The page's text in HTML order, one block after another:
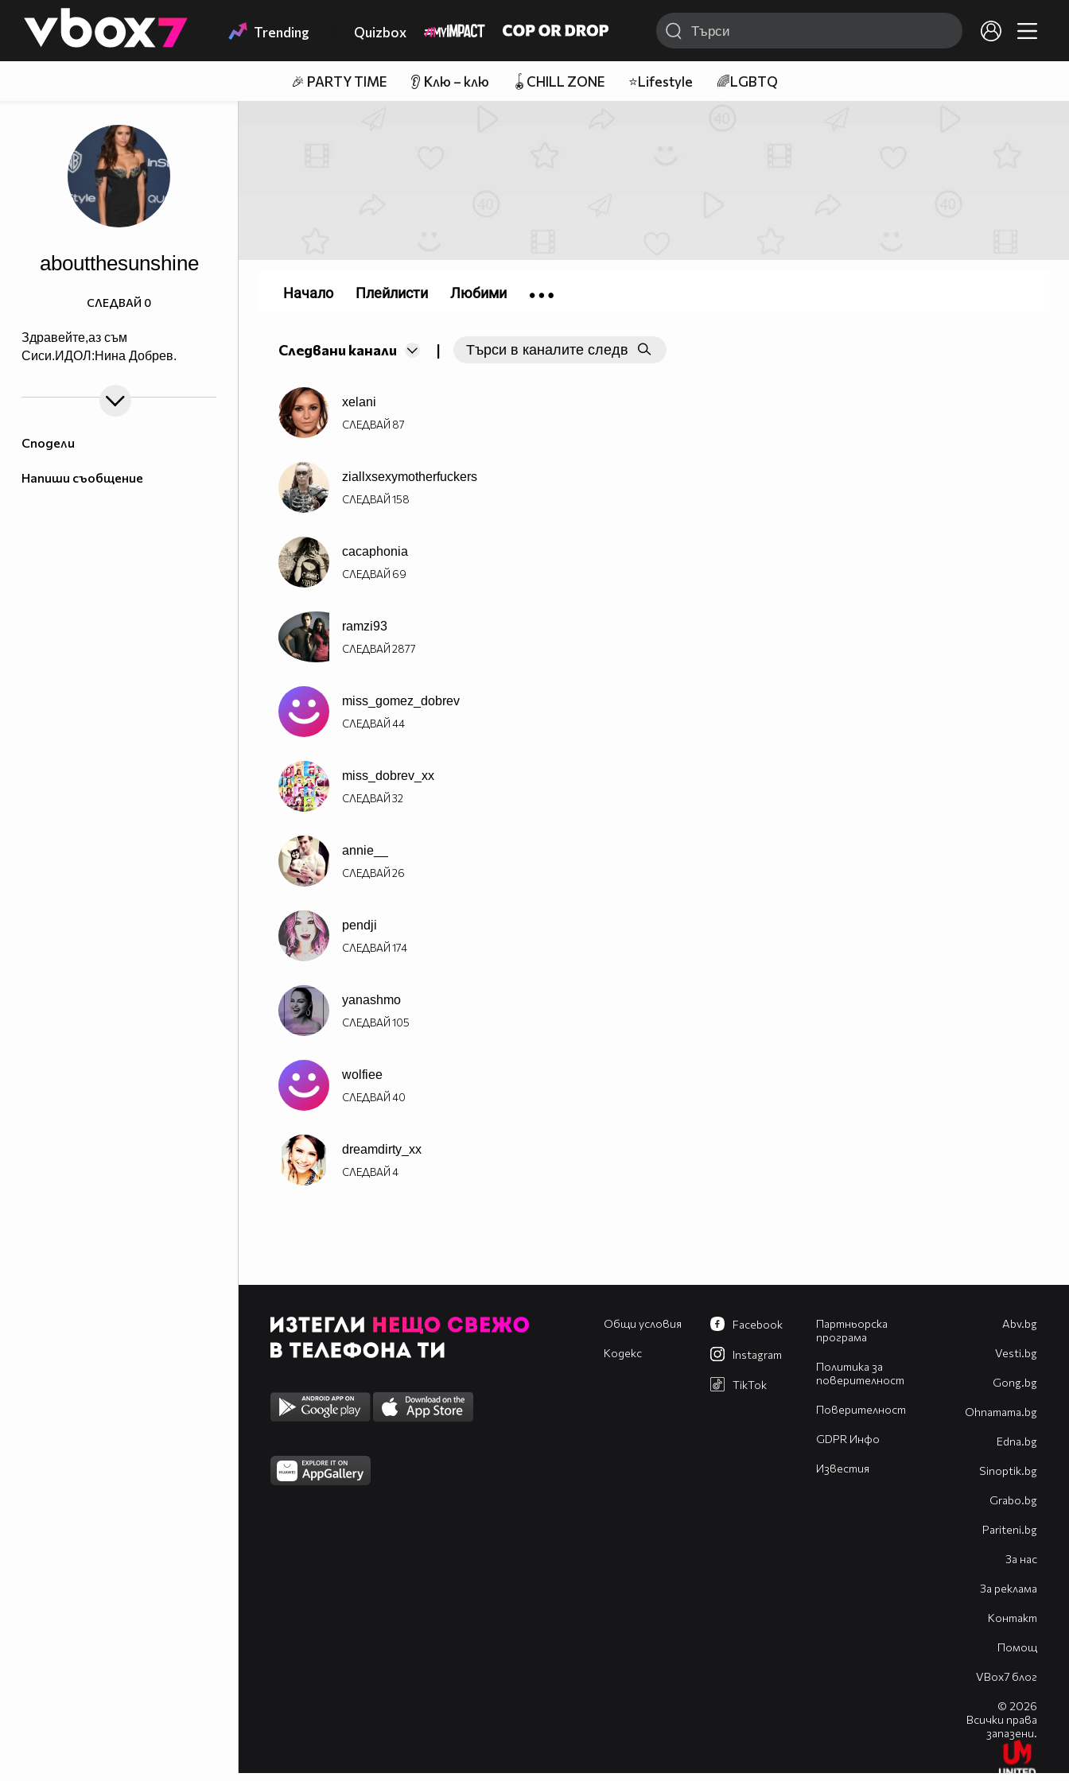
👾 Trending Quizbox
🎉 PARTY TIME 👂 Клю – клю 🪀CHILL ZONE ⭐Lifestyle 🌈LGBTQ
Сподели
Напиши съобщение
aboutthesunshine
Здравейте,аз съм
Сиси.ИДОЛ:Нина Добрев.
СЛЕДВАЙ 0
Следвани канали |
xelani
СЛЕДВАЙ 87
ziallxsexymotherfuckers
СЛЕДВАЙ158
cacaphonia
СЛЕДВАЙ 69
ramzi93
СЛЕДВАЙ2877
miss_gomez_dobrev
СЛЕДВАЙ44
miss_dobrev_xx
СЛЕДВАЙ32
annie__
СЛЕДВАЙ26
pendji
СЛЕДВАЙ174
yanashmo
СЛЕДВАЙ105
wolfiee
СЛЕДВАЙ40
dreamdirty_xx
СЛЕДВАЙ4
Начало Плейлисти Любими
Общи условия
Кодекс
Партньорска
програма
Политика за
поверителност
Поверителност
GDPR Инфо
Известия
Facebook
Instagram
TikTok
Abv.bg
Vesti.bg
Gong.bg
Оhnamama.bg
Edna.bg
Sinoptik.bg
Grabo.bg
Pariteni.bg
За нас
За реклама
Контакт
Помощ
VBox7 блог
© 2026
Всички права
запазени.